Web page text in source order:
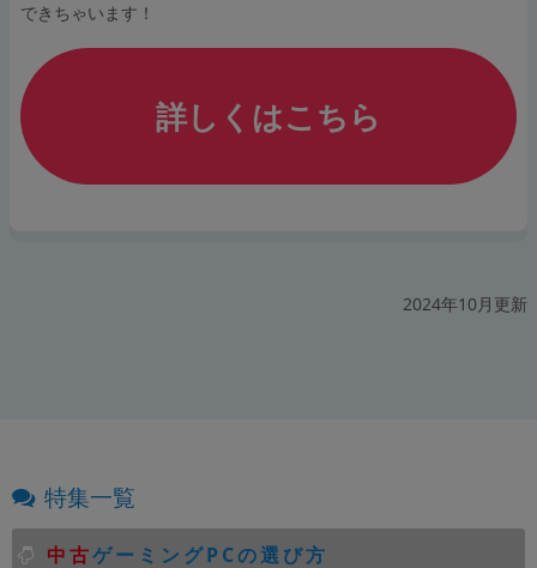
できちゃいます！
詳しくはこちら
2024年10月更新
特集一覧
中古ゲーミングPCの選び方